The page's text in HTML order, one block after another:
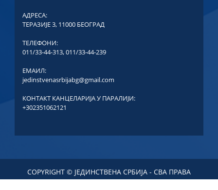
АДРЕСА:
ТЕРАЗИЈЕ 3, 11000 БЕОГРАД
ТЕЛЕФОНИ:
011/33-44-313,011/33-44-239
ЕМАИЛ:
jedinstvenasrbijabg@gmail.com
КОНТАКТ КАНЦЕЛАРИЈА У ПАРАЛИЈИ:
+302351062121
COPYRIGHT © ЈЕДИНСТВЕНА СРБИЈА - СВА ПРАВА
ЗАДРЖАНА